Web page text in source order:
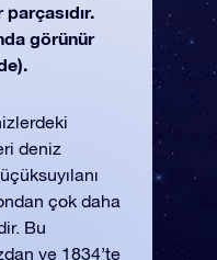
parçasıdır.
görünür
deniz
çok daha
Bu
ve 1834’te